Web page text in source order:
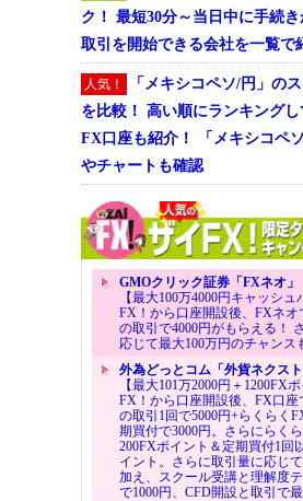
ク！ 最短30分～当日中に手続
取引を開始できる会社を一覧で
人気！
「メキシコペソ/円」の
を比較！ 高い順にランキング
FX口座も紹介！ 「メキシコペ
やチャートも確認
GMOクリック証券「FXネオ」
【最大100万4000円キャッシュ
FX！から口座開設後、FXネオ
の取引で4000円がもらえる！
応じて最大100万円のチャンス
外為どっとコム「外貨ネクスト
【最大101万2000円＋1200FX
FX！から口座開設後、FX口座
の取引1回で5000円+らくらく
期買付で3000円。さらにらく
200FXポイント＆定期買付1回
イント。さらに取引量に応じ
加え、スクール受講と理解度
で1000円、CFD開設と取引で最